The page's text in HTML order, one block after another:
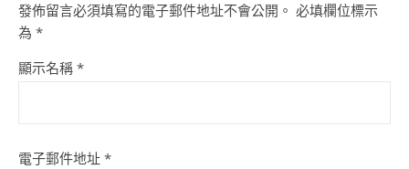
發佈留言必須填寫的電子郵件地址不會公開。 必填欄位標示
為 *
顯示名稱 *
電子郵件地址 *